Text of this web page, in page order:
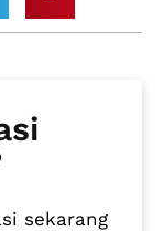
sekarang